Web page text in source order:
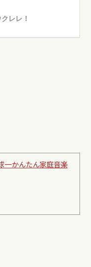
一かんたん家庭音楽